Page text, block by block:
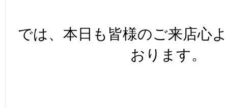
では、本日も皆様のご来店心
おります。